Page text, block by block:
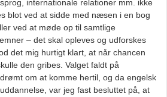
internationale relationer mm. ikke
blot ved at sidde med næsen i en bog
ved at møde op til samtlige
– det skal opleves og udforskes
det mig hurtigt klart, at når chancen
den gribes. Valget faldt på
om at komme hertil, og da engelsk
var jeg fast besluttet på, at